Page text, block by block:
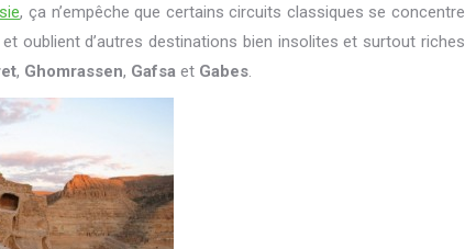
, ça n’empêche que certains circuits classiques se concentre
et oublient d’autres destinations bien insolites et surtout riches
, Ghomrassen, Gafsa et Gabes.